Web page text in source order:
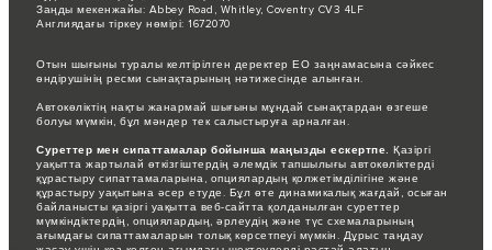
Заңды мекенжайы: Abbey Road, Whitley, Coventry CV3 4LF
Англиядағы тіркеу нөмірі: 1672070
Отын шығыны туралы келтірілген деректер ЕО заңнамасына сәйкес
өндірушінің ресми сынақтарының нәтижесінде алынған.
Автокөліктің нақты жанармай шығыны мұндай сынақтардан өзгеше
болуы мүмкін, бұл мәндер тек салыстыруға арналған.
Суреттер мен сипаттамалар бойынша маңызды ескертпе. Қазіргі
уақытта жартылай өткізгіштердің әлемдік тапшылығы автокөліктерді
құрастыру сипаттамаларына, опциялардың қолжетімділігіне және
құрастыру уақытына әсер етуде. Бұл өте динамикалық жағдай, осыған
байланысты қазіргі уақытта веб-сайтта қолданылған суреттер
мүмкіндіктердің, опциялардың, әрлеудің және түс схемаларының
ағымдағы сипаттамаларын толық көрсетпеуі мүмкін. Дұрыс таңдау